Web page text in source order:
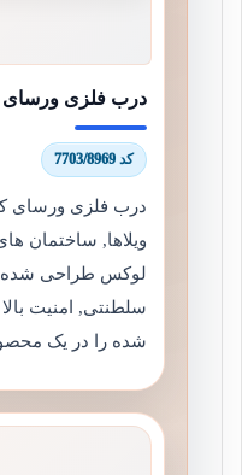
درب فلزی
کد 7703/8969
درب فلزی ورسای
ویلاها, ساختمان
لوکس طراحی شده
سلطنتی, امنیت
شده را در یک